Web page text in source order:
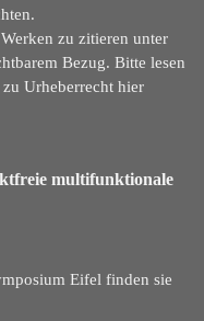
zu zitieren unter
Bezug. Bitte lesen
Urheberrecht hier
multifunktionale
Eifel finden sie